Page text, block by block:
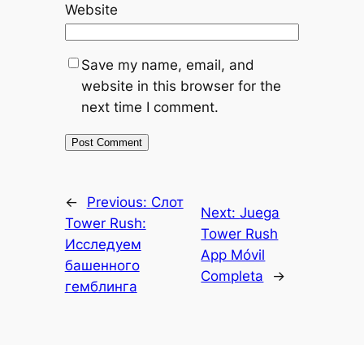
Website
Save my name, email, and
website in this browser for the
next time I comment.
← Previous: Слот
Tower Rush:
Исследуем
башенного
гемблинга
Next:Juega
Tower Rush
App Móvil
Completa
→